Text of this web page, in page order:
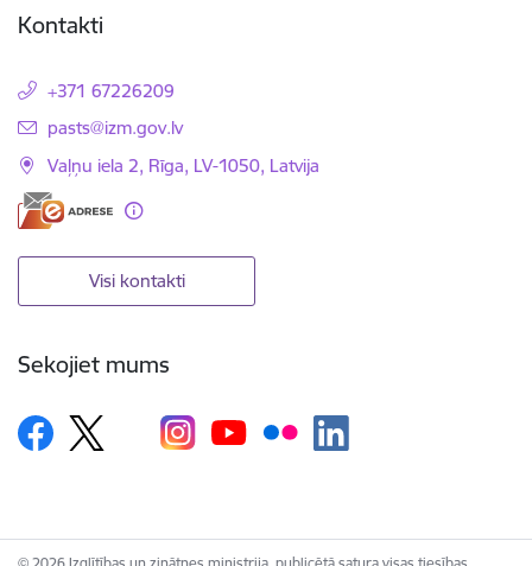
Kontakti
+371 67226209
E-pasts:
pasts@izm.gov.lv
Vaļņu iela 2, Rīga, LV-1050, Latvija
Visi kontakti
Sekojiet mums